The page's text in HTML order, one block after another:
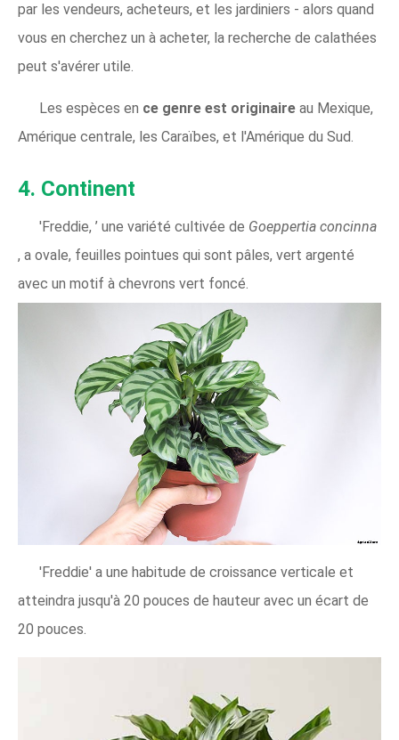
par les vendeurs, acheteurs, et les jardiniers - alors quand
vous en cherchez un à acheter, la recherche de calathées
peut s'avérer utile.
Les espèces en ce genre est originaire au Mexique,
Amérique centrale, les Caraïbes, et l'Amérique du Sud.
4. Continent
'Freddie, ’ une variété cultivée de Goeppertia concinna
, a ovale, feuilles pointues qui sont pâles, vert argenté
avec un motif à chevrons vert foncé.
'Freddie' a une habitude de croissance verticale et
atteindra jusqu'à 20 pouces de hauteur avec un écart de
20 pouces.